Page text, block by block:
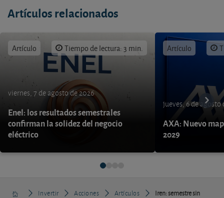
Artículos relacionados
Artículo Tiempo de lectura: 3 min.
viernes, 7 de agosto de 2026
Enel: los resultados semestrales
confirman la solidez del negocio
eléctrico
Artículo
jueves, 6 de agosto
AXA: Nuevo
2029
Invertir Acciones Artículos
Iren: semestre sin